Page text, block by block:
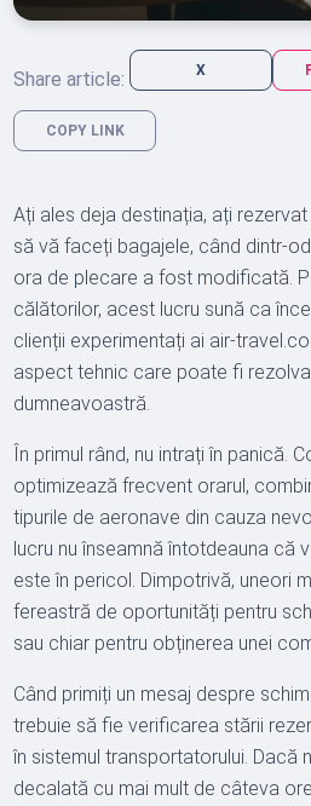
Share article: X
COPY LINK
Ați ales deja destinația, ați
să vă faceți bagajele, când dintr-
ora de plecare a fost modificată.
călătorilor, acest lucru sună ca
clienții experimentați ai air-
aspect tehnic care poate fi
dumneavoastră.
În primul rând, nu intrați în panică.
optimizează frecvent orarul,
tipurile de aeronave din cauza
lucru nu înseamnă întotdeauna că
este în pericol. Dimpotrivă, uneori
fereastră de oportunități pentru
sau chiar pentru obținerea unei
Când primiți un mesaj despre
trebuie să fie verificarea stării
în sistemul transportatorului. Dacă
decalată cu mai mult de câteva